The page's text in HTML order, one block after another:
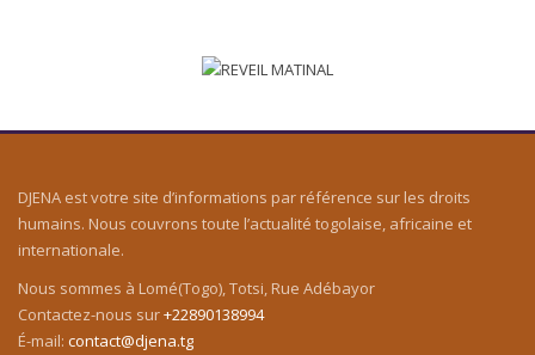
DJENA est votre site d’informations par référence sur les droits
humains. Nous couvrons toute l’actualité togolaise, africaine et
internationale.
Nous sommes à Lomé(Togo), Totsi, Rue Adébayor
Contactez-nous sur+22890138994
É-mail: contact@djena.tg